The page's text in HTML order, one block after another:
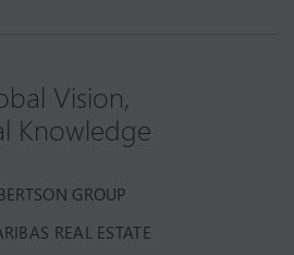
Vision,
Knowledge
GROUP
REAL ESTATE